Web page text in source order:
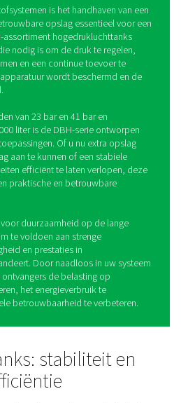
lucht- en
stikstofsystemen is het
en betrouwbare opslag essentieel